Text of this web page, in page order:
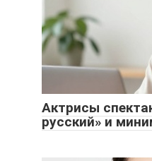
Актрисы
русский» и